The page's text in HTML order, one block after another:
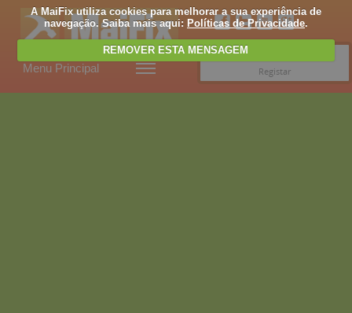
A MaiFix utiliza cookies para melhorar a sua experiência de
navegação. Saiba mais aqui: Políticas de Privacidade.
REMOVER ESTA MENSAGEM
Menu Principal
Registar